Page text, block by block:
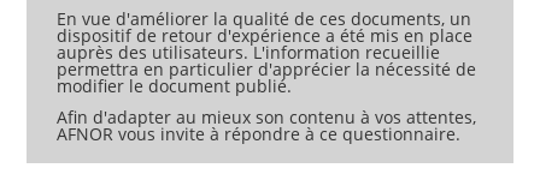
En vue d'améliorer la qualité de ces documents, un
dispositif de retour d'expérience a été mis en place
auprès des utilisateurs. L'information recueillie
permettra en particulier d'apprécier la nécessité de
modifier le document publié.
Afin d'adapter au mieux son contenu à vos attentes,
AFNOR vous invite à répondre à ce questionnaire.